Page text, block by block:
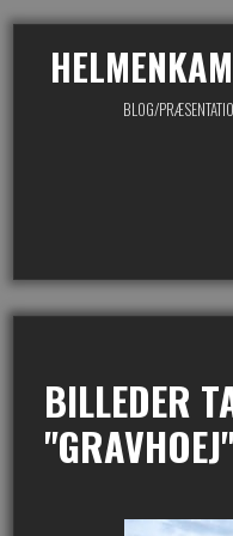
BLOG/
BILLEDER